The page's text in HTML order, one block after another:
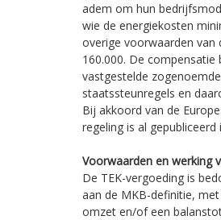
adem om hun
wie de energiekosten
overige voorwaarden van
160.000. De
vastgestelde
staatssteunregels en
Bij akkoord van de
regeling is al
Voorwaarden en werking
De TEK-vergoeding is
aan de MKB-definitie,
omzet en/of een